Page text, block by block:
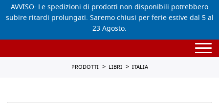
AVVISO: Le spedizioni di prodotti non disponibili potrebbero
subire ritardi prolungati. Saremo chiusi per ferie estive dal 5 al
23 Agosto.
PRODOTTI LIBRI ITALIA